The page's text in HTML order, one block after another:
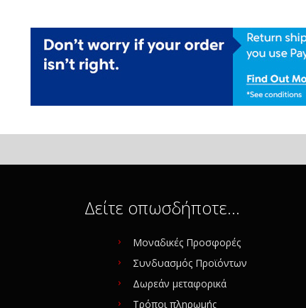
Δείτε οπωσδήποτε…
Μοναδικές Προσφορές
Συνδυασμός Προϊόντων
Δωρεάν μεταφορικά
Τρόποι πληρωμής